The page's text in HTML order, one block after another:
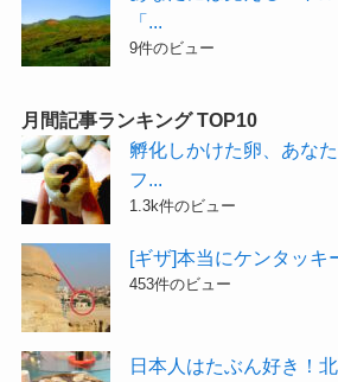
「...
9件のビュー
月間記事ランキング TOP10
孵化しかけた卵、あな
フ...
1.3k件のビュー
[ギザ]本当にケンタッキ
453件のビュー
日本人はたぶん好き！